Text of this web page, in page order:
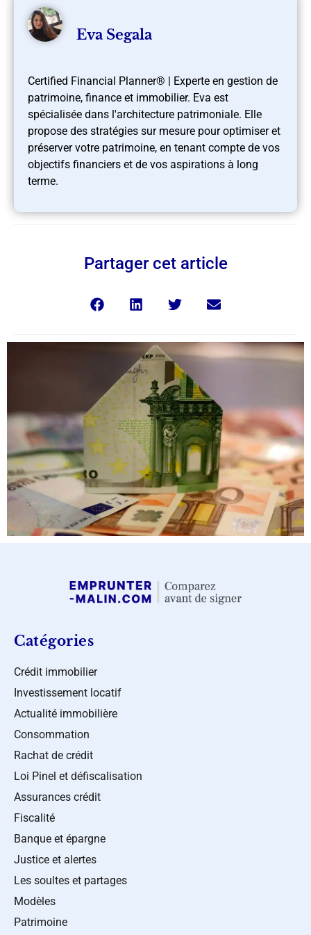
Eva Segala
Certified Financial Planner® | Experte en gestion de
patrimoine, finance et immobilier. Eva est
spécialisée dans l'architecture patrimoniale. Elle
propose des stratégies sur mesure pour optimiser et
préserver votre patrimoine, en tenant compte de vos
objectifs financiers et de vos aspirations à long
terme.
Partager cet article
Catégories
Crédit immobilier
Investissement locatif
Actualité immobilière
Consommation
Rachat de crédit
Loi Pinel et défiscalisation
Assurances crédit
Fiscalité
Banque et épargne
Justice et alertes
Les soultes et partages
Modèles
Patrimoine